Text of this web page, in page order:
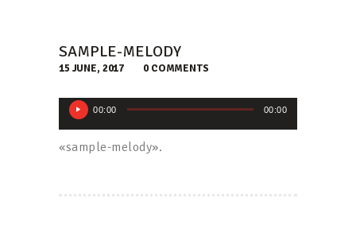
SAMPLE-MELODY
15 JUNE, 2017 0 COMMENTS
Reproductor
00:00 00:00
«sample-melody».